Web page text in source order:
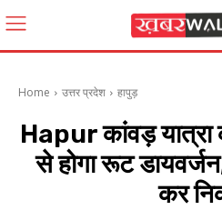
Home उत्तर प्रदेश हापुड़
Hapur कांवड़
से होगा रूट
कर